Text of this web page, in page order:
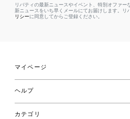
リバティの最新ニュースやイベント、特別オファー
新ニュースをいち早くメールにてお届けします。リ
リシーに同意してからご登録ください。
マイページ
ロイヤリティプログラム
パスワード再設定
ショッピングバッグ
ヘルプ
カテゴリ